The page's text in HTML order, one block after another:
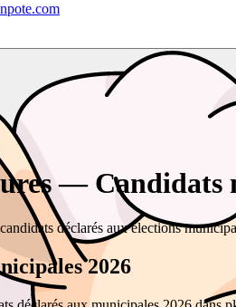
— Candidats
déclarés aux élections
2026